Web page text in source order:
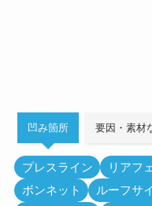
凹み箇所 要因・素材
プレスライン リアフ
ボンネット
ルーフサ